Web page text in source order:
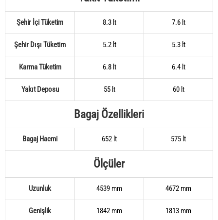
Şehir İçi Tüketim 8.3 lt 7.6 lt
Şehir Dışı Tüketim 5.2 lt 5.3 lt
Karma Tüketim 6.8 lt 6.4 lt
Yakıt Deposu 55 lt 60 lt
Bagaj Özellikleri
Bagaj Hacmi 652 lt 575 lt
Ölçüler
Uzunluk 4539 mm 4672 mm
Genişlik 1842 mm 1813 mm